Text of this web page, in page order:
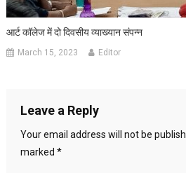
आर्ट कॉलेज में दो दिवसीय व्याख्यान संपन्न
March 15, 2023 Editor
Leave a Reply
Your email address will not be
marked *